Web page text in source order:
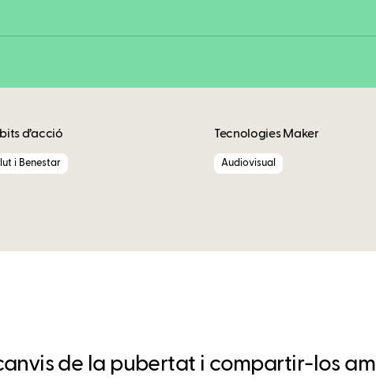
d’acció
i Benestar
Tecnologies Maker
Audiovisual
de la pubertat i compartir-los